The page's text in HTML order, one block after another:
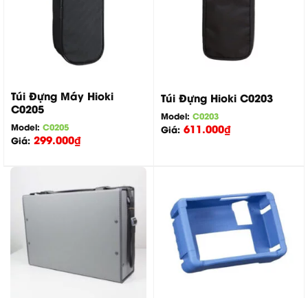
Túi Đựng Máy Hioki
C0205
Model: C0205
Giá: 299.000₫
Túi Đựng Hioki C0203
Model: C0203
Giá: 611.000₫